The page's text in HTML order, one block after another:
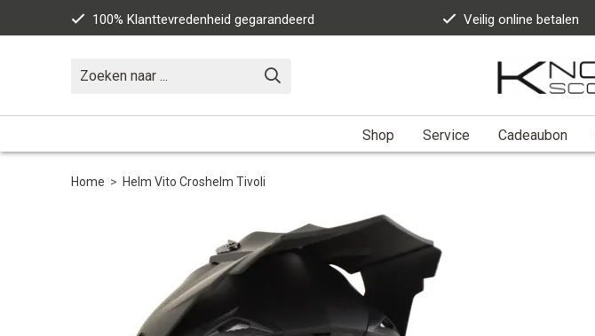
100% Klanttevredenheid gegarandeerd Veilig online betalen
Shop Service Cadeaubon
Home > Helm Vito Croshelm Tivoli